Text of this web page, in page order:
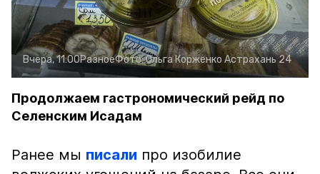
Вчера, 11:00РазноеФото:Ольга Корженко Астрахань 24
Продолжаем гастрономический рейд по
Селенским Исадам
Ранее мы писали про изобилие